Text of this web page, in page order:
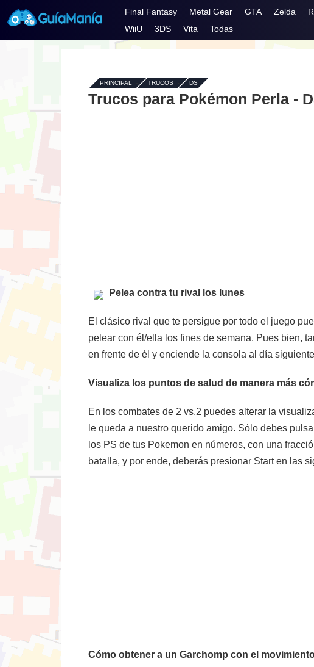
Final Fantasy Metal Gear GTA Zelda
WiiU
3DS Vita Todas
PRINCIPAL - TRUCOS- DS
Trucos para Pokémon Perla -
Pelea contra tu rival los lunes
El clásico rival que te persigue por todo el juego
pelear con él/ella los fines de semana. Pues bien,
en frente de él y enciende la consola al día
Visualiza los puntos de salud de manera más
En los combates de 2 vs.2 puedes alterar la
le queda a nuestro querido amigo. Sólo debes
los PS de tus Pokemon en números, con una
batalla, y por ende, deberás presionar Start en las
Cómo obtener a un Garchomp con el